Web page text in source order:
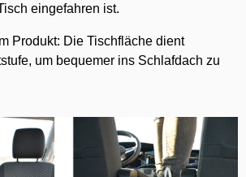
eingefahren ist.
Produkt: Die Tischfläche dient
um bequemer ins Schlafdach zu